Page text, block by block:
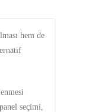
hem de
seçimi,